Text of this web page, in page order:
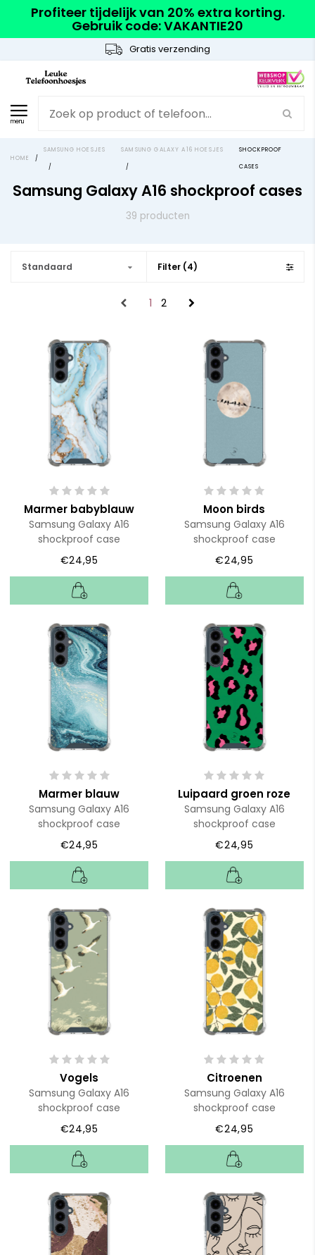
Profiteer tijdelijk van 20% extra korting.
Gebruik code: VAKANTIE20
Gratis verzending
menu
HOME /
SAMSUNG HOESJES
/
SAMSUNG GALAXY A16 HOESJES
/
SHOCKPROOF
CASES
Samsung Galaxy A16 shockproof cases
39 producten
Standaard Filter (4)
1 2
Marmer babyblauw
Samsung Galaxy A16
shockproof case
€24,95
Moon birds
Samsung Galaxy A16
shockproof case
€24,95
Marmer blauw
Samsung Galaxy A16
shockproof case
€24,95
Luipaard groen roze
Samsung Galaxy A16
shockproof case
€24,95
Vogels
Samsung Galaxy A16
shockproof case
€24,95
Citroenen
Samsung Galaxy A16
shockproof case
€24,95